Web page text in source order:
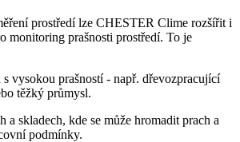
prostředí lze CHESTER Clime rozšířit i
monitoring prašnosti prostředí. To je
vysokou prašností - např. dřevozpracující
těžký průmysl.
a skladech, kde se může hromadit prach a
podmínky.